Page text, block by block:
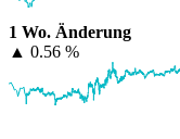
1 Wo. Änderung
▲ 0.56 %